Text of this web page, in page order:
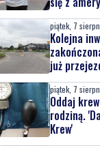
piątek, 7
Kolejna
już
piątek, 7
Oddaj
rodziną.
Krew'